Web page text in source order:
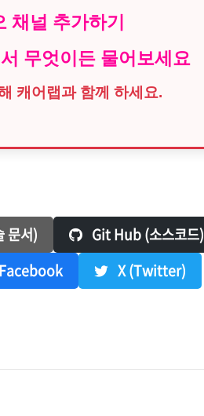
채널 추가하기
무엇이든 물어보세요
캐어랩과 함께 하세요.
문서) Git Hub (소스코드)
Facebook X (Twitter)